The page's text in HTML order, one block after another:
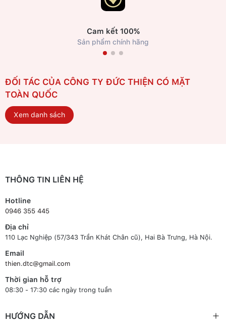
Cam kết 100%
Sản phẩm chính hãng
ĐỐI TÁC CỦA CÔNG TY ĐỨC THIỆN CÓ MẶT
TOÀN QUỐC
Xem danh sách
THÔNG TIN LIÊN HỆ
Hotline
0946 355 445
Địa chỉ
110 Lạc Nghiệp (57/343 Trần Khát Chân cũ), Hai Bà Trưng, Hà Nội.
Email
thien.dtc@gmail.com
Thời gian hỗ trợ
08:30 - 17:30 các ngày trong tuần
HƯỚNG DẪN